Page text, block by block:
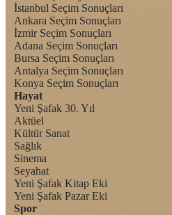
İstanbul Seçim Sonuçları
Ankara Seçim Sonuçları
İzmir Seçim Sonuçları
Adana Seçim Sonuçları
Bursa Seçim Sonuçları
Antalya Seçim Sonuçları
Konya Seçim Sonuçları
Hayat
Yeni Şafak 30. Yıl
Aktüel
Kültür Sanat
Sağlık
Sinema
Seyahat
Yeni Şafak Kitap Eki
Yeni Şafak Pazar Eki
Spor